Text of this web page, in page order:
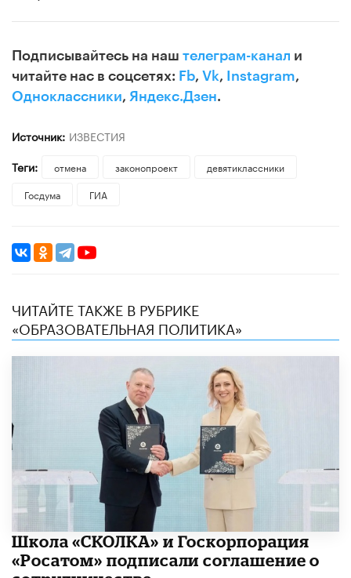
Подписывайтесь на наш телеграм-канал и
читайте нас в соцсетях: Fb, Vk, Instagram,
Одноклассники, Яндекс.Дзен.
Источник: ИЗВЕСТИЯ
Теги:
отмена законопроект
девятиклассники
Госдума
ГИА
ЧИТАЙТЕ ТАКЖЕ В РУБРИКЕ
«ОБРАЗОВАТЕЛЬНАЯ ПОЛИТИКА»
Школа «СКОЛКА» и Госкорпорация
«Росатом» подписали соглашение о